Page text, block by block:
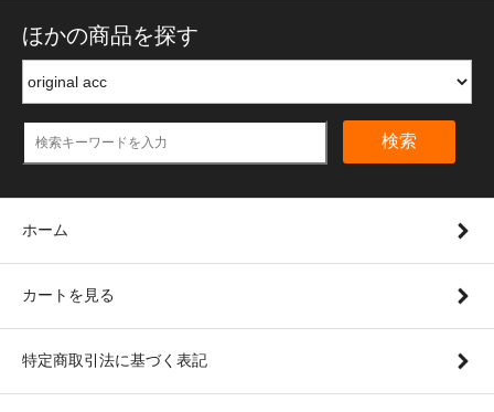
ほかの商品を探す
検索
ホーム
カートを見る
特定商取引法に基づく表記